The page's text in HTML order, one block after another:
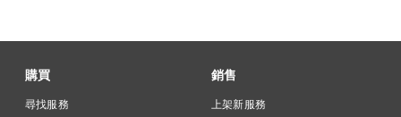
購買
尋找服務
銷售
上架新服務